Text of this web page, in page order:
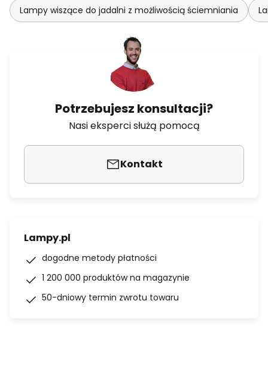
Lampy wiszące do jadalni z możliwością ściemniania
Potrzebujesz konsultacji?
Nasi eksperci służą pomocą
Kontakt
Lampy.pl
dogodne metody płatności
1 200 000 produktów na magazynie
50-dniowy termin zwrotu towaru